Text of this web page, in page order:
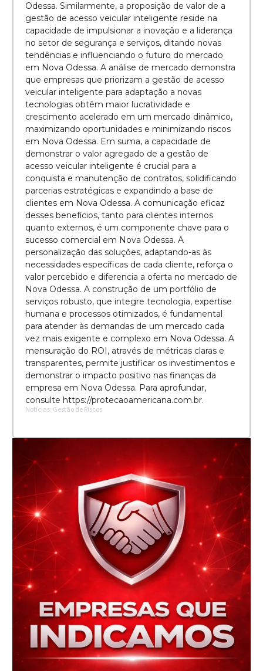
Odessa. Similarmente, a proposição de valor de a
gestão de acesso veicular inteligente reside na
capacidade de impulsionar a inovação e a liderança
no setor de segurança e serviços, ditando novas
tendências e influenciando o futuro do mercado
em Nova Odessa. A análise de mercado demonstra
que empresas que priorizam a gestão de acesso
veicular inteligente para adaptação a novas
tecnologias obtêm maior lucratividade e
crescimento acelerado em um mercado dinâmico,
maximizando oportunidades e minimizando riscos
em Nova Odessa. Em suma, a capacidade de
demonstrar o valor agregado de a gestão de
acesso veicular inteligente é crucial para a
conquista e manutenção de contratos, solidificando
parcerias estratégicas e expandindo a base de
clientes em Nova Odessa. A comunicação eficaz
desses benefícios, tanto para clientes internos
quanto externos, é um componente chave para o
sucesso comercial em Nova Odessa. A
personalização das soluções, adaptando-as às
necessidades específicas de cada cliente, reforça o
valor percebido e diferencia a oferta no mercado de
Nova Odessa. A construção de um portfólio de
serviços robusto, que integre tecnologia, expertise
humana e processos otimizados, é fundamental
para atender às demandas de um mercado cada
vez mais exigente e complexo em Nova Odessa. A
mensuração do ROI, através de métricas claras e
transparentes, permite justificar os investimentos e
demonstrar o impacto positivo nas finanças da
empresa em Nova Odessa. Para aprofundar,
consulte https://protecaoamericana.com.br.
Notícias: Gestão de Riscos